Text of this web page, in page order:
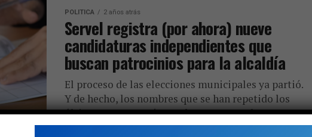
POLITICA 2 años atrás
Servel registra (por ahora) nueve
candidaturas independientes que
buscan patrocinios para la alcaldía
El proceso de las elecciones municipales ya partió.
Y de hecho, los nombres que se han repetido los
últimos meses están en pleno proceso de
acumular...